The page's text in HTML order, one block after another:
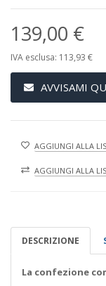
139,00 €
IVA esclusa: 113,93 €
AVVISAMI
AGGIUNGI ALLA
AGGIUNGI ALLA
DESCRIZIONE
La confezione